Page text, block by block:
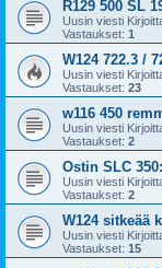
R129 500 SL
Uusin viesti
Vastaukset: 1
W124 722.3 /
Uusin viesti
Vastaukset: 23
w116 450
Uusin viesti
Vastaukset: 2
Ostin SLC
Uusin viesti
Vastaukset: 2
W124 sitkeää
Uusin viesti
Vastaukset: 15